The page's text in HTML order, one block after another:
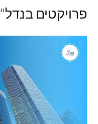
פרויקטים